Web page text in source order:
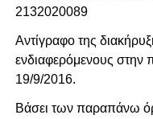
2132020089
Αντίγραφο της
ενδιαφερόμενους στην
19/9/2016.
Βάσει των παραπάνω